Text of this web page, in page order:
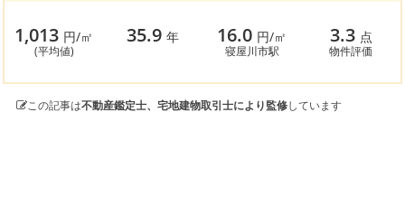
1,013 円/㎡
(平均値)
35.9年 16.0 円/㎡
寝屋川市駅
3.3 点
物件評価
この記事は不動産鑑定士、宅地建物取引士により監修しています